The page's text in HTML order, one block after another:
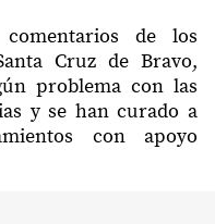
de los
Cruz de Bravo,
problema con las
y se han curado a
con apoyo